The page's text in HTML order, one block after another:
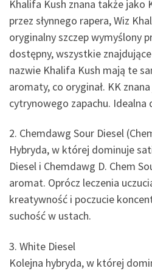
Khalifa Kush znana także jako
przez słynnego rapera, Wiz
oryginalny szczep wymyślony
dostępny, wszystkie
nazwie Khalifa Kush mają te
aromaty, co oryginał. KK
cytrynowego zapachu. Idealna
2. Chemdawg Sour Diesel
Hybryda, w której dominuje
Diesel i Chemdawg D. Chem
aromat. Oprócz leczenia
kreatywność i poczucie
suchość w ustach.
3. White Diesel
Kolejna hybryda, w której